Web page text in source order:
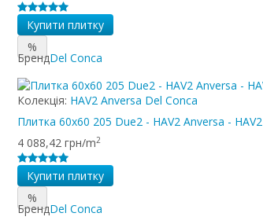
Купити плитку
%
БрендDel Conca
Колекція: HAV2 Anversa Del Conca
Плитка 60x60 205 Due2 - HAV2 Anversa - HAV2
4 088,42 грн/m2
Купити плитку
%
БрендDel Conca